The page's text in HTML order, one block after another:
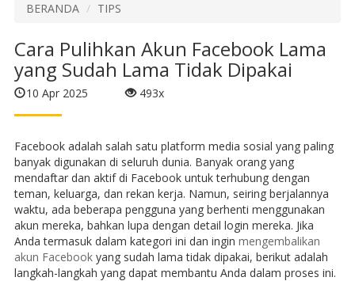
BERANDA TIPS
Cara Pulihkan Akun Facebook Lama
yang Sudah Lama Tidak Dipakai
10 Apr 2025 493x
Facebook adalah salah satu platform media sosial yang paling
banyak digunakan di seluruh dunia. Banyak orang yang
mendaftar dan aktif di Facebook untuk terhubung dengan
teman, keluarga, dan rekan kerja. Namun, seiring berjalannya
waktu, ada beberapa pengguna yang berhenti menggunakan
akun mereka, bahkan lupa dengan detail login mereka. Jika
Anda termasuk dalam kategori ini dan ingin mengembalikan
akun Facebookyang sudah lama tidak dipakai, berikut adalah
langkah-langkah yang dapat membantu Anda dalam proses ini.